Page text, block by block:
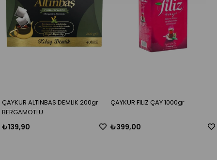
ÇAYKUR ALTINBAS DEMLIK 200gr
BERGAMOTLU
₺139,90
ÇAYKUR FILIZ ÇAY 1000gr
₺399,00